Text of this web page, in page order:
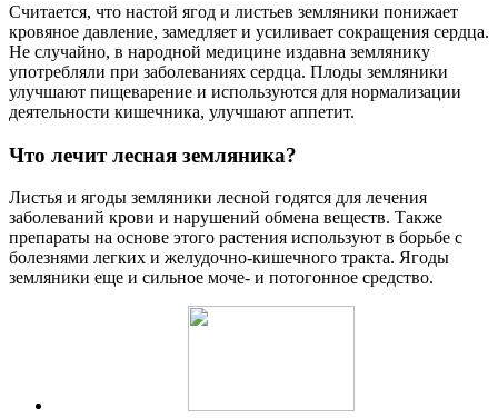
Считается, что настой ягод и листьев земляники понижает
кровяное давление, замедляет и усиливает сокращения сердца.
Не случайно, в народной медицине издавна землянику
употребляли при заболеваниях сердца. Плоды земляники
улучшают пищеварение и используются для нормализации
деятельности кишечника, улучшают аппетит.
Что лечит лесная земляника?
Листья и ягоды земляники лесной годятся для лечения
заболеваний крови и нарушений обмена веществ. Также
препараты на основе этого растения используют в борьбе с
болезнями легких и желудочно-кишечного тракта. Ягоды
земляники еще и сильное моче- и потогонное средство.